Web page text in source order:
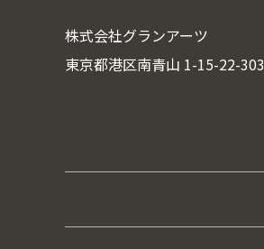
株式会社グランアーツ
東京都港区南青山 1-15-22-303